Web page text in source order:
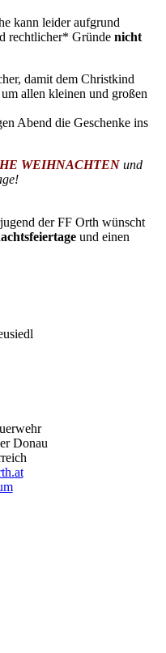
kann leider aufgrund
rechtlicher* Gründe nicht
damit dem Christkind
allen kleinen und großen
Abend die Geschenke ins
WEIHNACHTEN und
der FF Orth wünscht
und einen
Donau